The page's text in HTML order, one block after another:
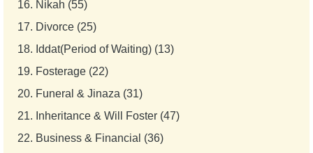
16. Nikah (55)
17. Divorce (25)
18. Iddat(Period of Waiting) (13)
19. Fosterage (22)
20. Funeral & Jinaza (31)
21. Inheritance & Will Foster (47)
22. Business & Financial (36)